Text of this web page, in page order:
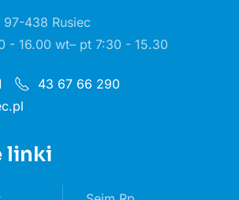
438 Rusiec
- 16.00 wt– pt 7:30 - 15.30
43 67 66 290
linki